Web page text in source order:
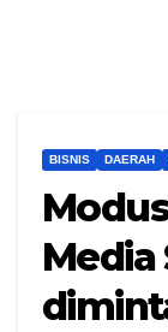
BISNIS DAERAH
Media